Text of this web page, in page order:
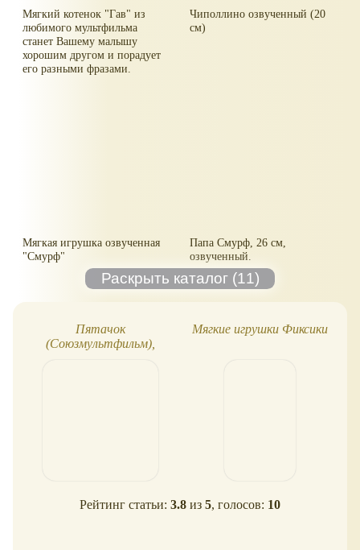
Мягкий котенок "Гав" из
любимого мультфильма
станет Вашему малышу
хорошим другом и порадует
его разными фразами.
Чиполлино озвученный (20
см)
Мягкая игрушка озвученная
"Смурф"
Папа Смурф, 26 см,
озвученный.
Пятачок
(Союзмультфильм),
Мягкие игрушки Фиксики
Рейтинг статьи: 3.8 из 5, голосов: 10